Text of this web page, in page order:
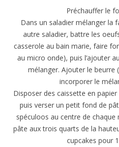
Préchauffer le
Dans un saladier mélanger la
autre saladier, battre les
casserole au bain marie, faire
au micro onde), puis l’ajouter
mélanger. Ajouter le beurre
incorporer le
Disposer des caissette en
puis verser un petit fond de
spéculoos au centre de
pâte aux trois quarts de la
cupcakes pour